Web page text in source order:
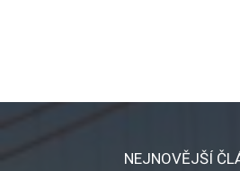
NEJNOVĚJŠÍ